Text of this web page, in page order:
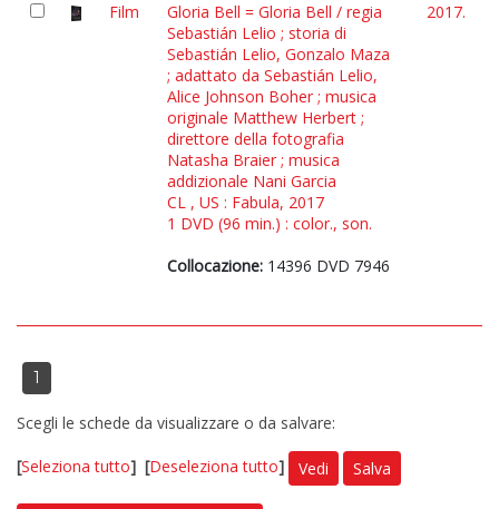
Film
Gloria Bell = Gloria Bell / regia
Sebastián Lelio ; storia di
Sebastián Lelio, Gonzalo Maza
; adattato da Sebastián Lelio,
Alice Johnson Boher ; musica
originale Matthew Herbert ;
direttore della fotografia
Natasha Braier ; musica
addizionale Nani Garcia
CL , US : Fabula, 2017
1 DVD (96 min.) : color., son.
Collocazione: 14396 DVD 7946
2017.
1
Scegli le schede da visualizzare o da salvare:
[Seleziona tutto] [Deseleziona tutto] Vedi Salva